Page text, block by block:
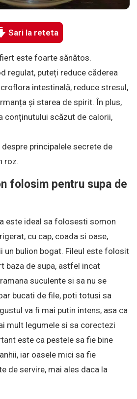
Sari la reteta
este foarte sănătos.
regulat, puteți reduce căderea
intestinală, reduce stresul,
și starea de spirit. În plus,
conținutului scăzut de calorii,
principalele secrete de
roz.
folosim pentru supa de
este ideal sa folosesti somon
cu cap, coada si oase,
un bulion bogat. Fileul este folosit
baza de supa, astfel incat
suculente si sa nu se
bucati de file, poti totusi sa
va fi mai putin intens, asa ca
mult legumele si sa corectezi
este ca pestele sa fie bine
iar oasele mici sa fie
de servire, mai ales daca la